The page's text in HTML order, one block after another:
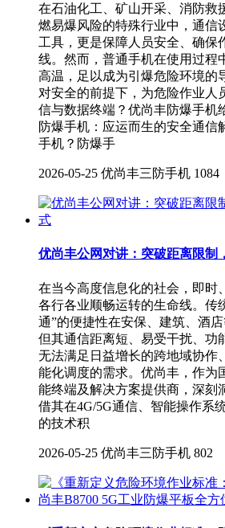
在石油化工、矿山开采、消防救
燃易爆风险的特殊行业中，通信
工具，更是保障人员安全、确保
线。然而，普通手机在使用过程
高温，足以成为引爆危险环境的
对安全的前提下，为危险作业人
信与数据终端？优尚丰防爆手机
防爆手机：应运而生的安全通信
手机？防爆手
2026-05-25 优尚丰三防手机 1084
优尚丰公网对讲：突破距离限制
在当今高度信息化的社会，即时
各行各业顺畅运转的生命线。传
通”的便捷性在安保、建筑、酒
但其通信距离短、易受干扰、功
无法满足日益增长的跨地域协作
能化调度的需求。优尚丰，作为
能终端及解决方案提供商，深刻
借其在4G/5G通信、智能操作系
的技术积
2026-05-25 优尚丰三防手机 802